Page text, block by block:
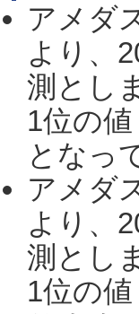
アメダ
より、
測とし
1位の
となっ
アメダ
より、
測とし
1位の